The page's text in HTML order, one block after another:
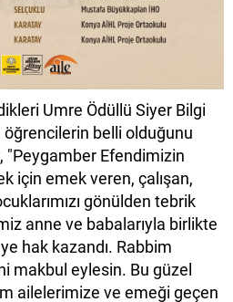
Umre Ödüllü Siyer Bilgi
öğrencilerin belli olduğunu
"Peygamber Efendimizin
için emek veren, çalışan,
gönülden tebrik
anne ve babalarıyla birlikte
hak kazandı. Rabbim
makbul eylesin. Bu güzel
ailelerimize ve emeği geçen